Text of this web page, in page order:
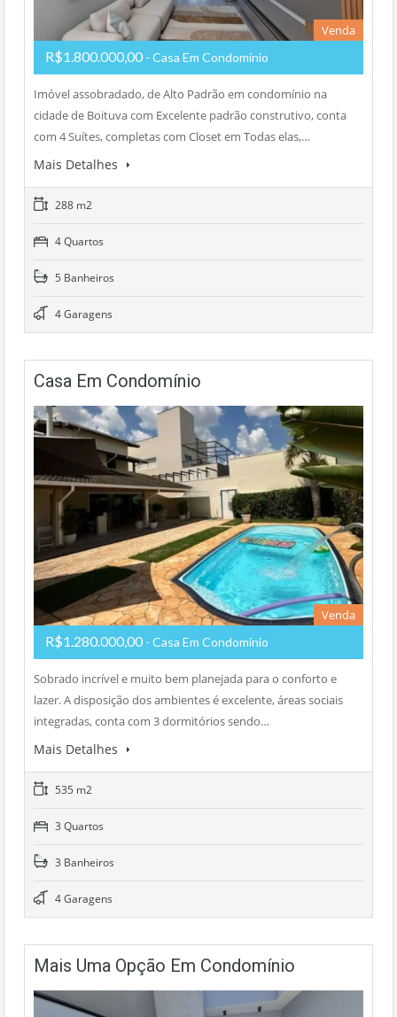
Venda
R$1.800.000,00 - Casa Em Condomínio
Imóvel assobradado, de Alto Padrão em condomínio na
cidade de Boituva com Excelente padrão construtivo, conta
com 4 Suítes, completas com Closet em Todas elas,…
Mais Detalhes
288 m2
4 Quartos
5 Banheiros
4 Garagens
Casa Em Condomínio
Venda
R$1.280.000,00 - Casa Em Condomínio
Sobrado incrível e muito bem planejada para o conforto e
lazer. A disposição dos ambientes é excelente, áreas sociais
integradas, conta com 3 dormitórios sendo…
Mais Detalhes
535 m2
3 Quartos
3 Banheiros
4 Garagens
Mais Uma Opção Em Condomínio